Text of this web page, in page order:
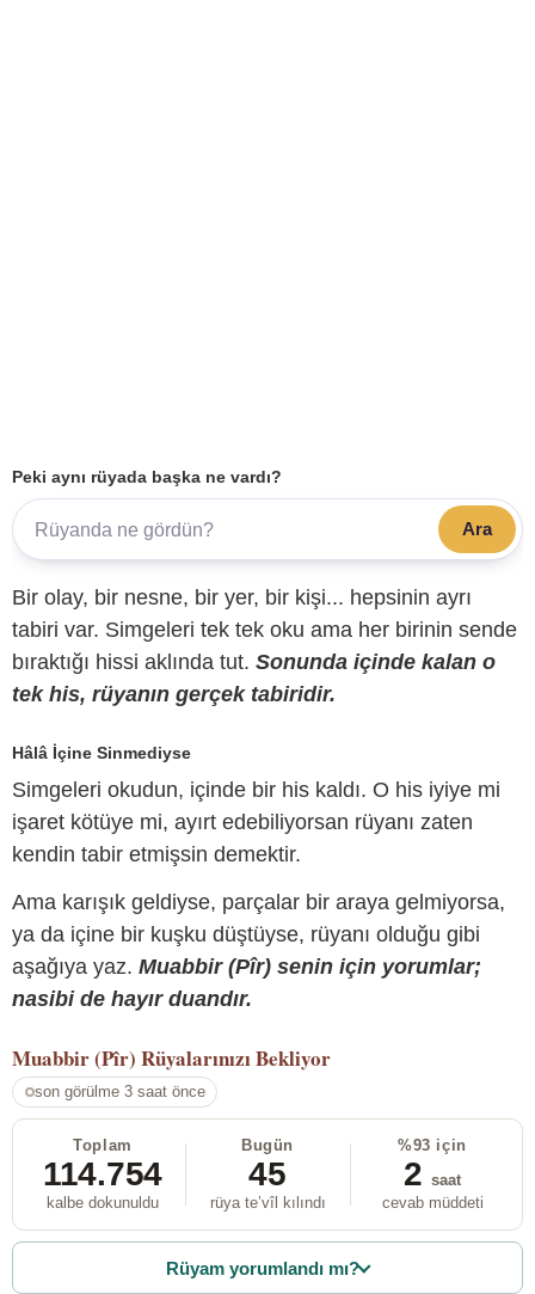
Peki aynı rüyada başka ne vardı?
Ara
Bir olay, bir nesne, bir yer, bir kişi... hepsinin ayrı
tabiri var. Simgeleri tek tek oku ama her birinin sende
bıraktığı hissi aklında tut. Sonunda içinde kalan o
tek his, rüyanın gerçek tabiridir.
Hâlâ İçine Sinmediyse
Simgeleri okudun, içinde bir his kaldı. O his iyiye mi
işaret kötüye mi, ayırt edebiliyorsan rüyanı zaten
kendin tabir etmişsin demektir.
Ama karışık geldiyse, parçalar bir araya gelmiyorsa,
ya da içine bir kuşku düştüyse, rüyanı olduğu gibi
aşağıya yaz. Muabbir (Pîr) senin için yorumlar;
nasibi de hayır duandır.
Muabbir (Pîr) Rüyalarınızı Bekliyor
son görülme 3 saat önce
Toplam
114.754
kalbe dokunuldu
Bugün
45
rüya te’vîl kılındı
%93 için
2 saat
cevab müddeti
Rüyam yorumlandı mı?